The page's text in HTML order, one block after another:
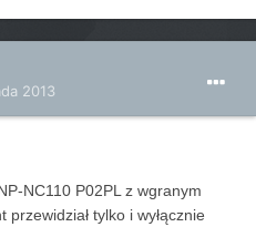
2013
NC110 P02PL z wgranym
tylko i wyłącznie